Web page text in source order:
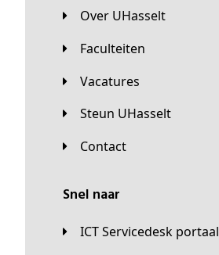
Over UHasselt
Faculteiten
Vacatures
Steun UHasselt
Contact
Snel naar
ICT Servicedesk portaal